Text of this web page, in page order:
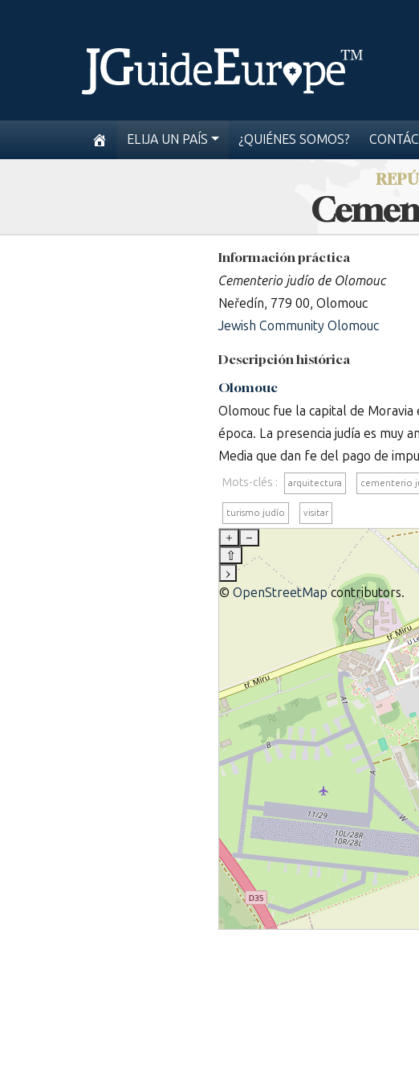
ELIJA UN PAÍS ¿QUIÉNES SOMOS?
Información práctica
Cementerio judío de Olomouc
Neředín, 779 00, Olomouc
Jewish Community Olomouc
Descripción histórica
Olomouc
Olomouc fue la capital de Moravia
época. La presencia judía es muy
Media que dan fe del pago de
Mots-clés : arquitectura cementerio
turismo judío visitar
+
–
⇧
›
© OpenStreetMapcontributors.